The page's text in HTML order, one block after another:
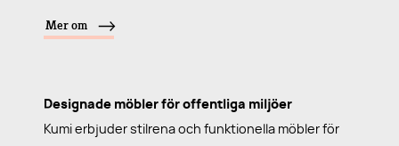
Mer om
Designade möbler för offentliga miljöer
Kumi erbjuder stilrena och funktionella möbler för